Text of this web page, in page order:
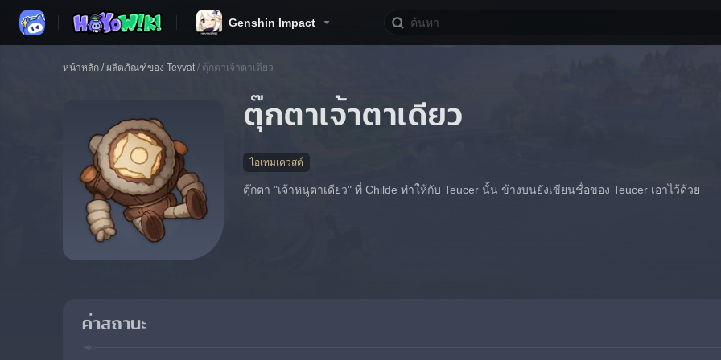
Genshin Impact
หน้าหลัก / ผลิตภัณฑ์ของ Teyvat / ตุ๊กตาเจ้าตาเดียว
ตุ๊กตาเจ้าตาเดียว
ไอเทมเควสต์
ตุ๊กตา "เจ้าหนูตาเดียว" ที่ Childe ทำให้กับ Teucer นั้น ข้างบนยังเขียนชื่อของ Teucer เอาไว้ด้วย
ค่าสถานะ